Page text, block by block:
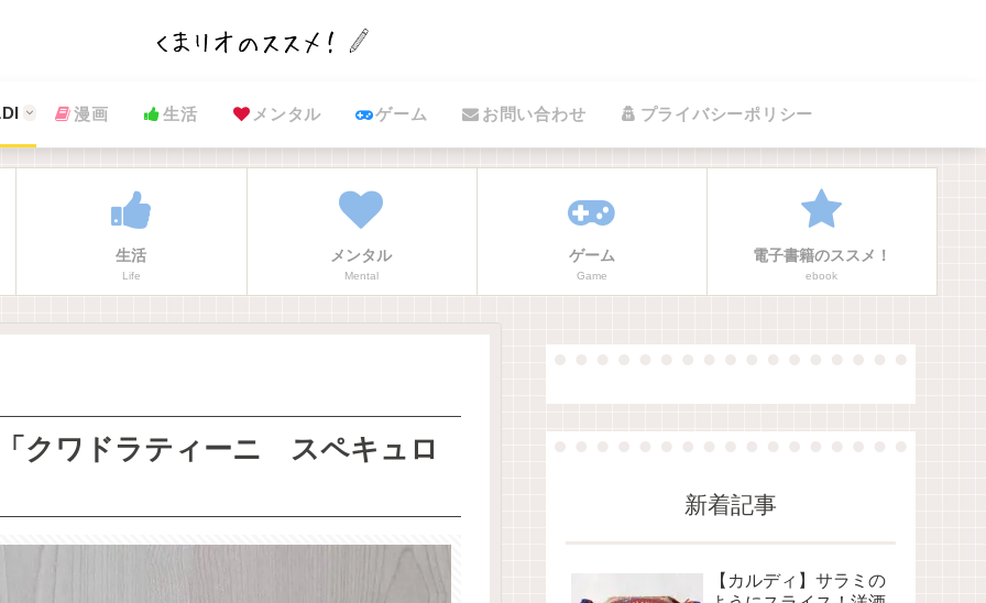
漫画 生活 メンタル ゲーム お問い合わせ プライバシーポリシー
生活
Life
メンタル
Mental
ゲーム
Game
電子書籍のススメ！
ebook
クワドラティーニ スペキュロ
新着記事
【カルディ】サラミの